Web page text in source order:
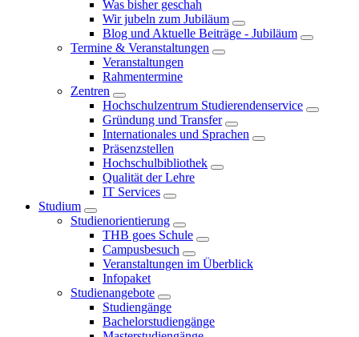
Was bisher geschah
Wir jubeln zum Jubiläum
Blog und Aktuelle Beiträge - Jubiläum
Termine & Veranstaltungen
Veranstaltungen
Rahmentermine
Zentren
Hochschulzentrum Studierendenservice
Gründung und Transfer
Internationales und Sprachen
Präsenzstellen
Hochschulbibliothek
Qualität der Lehre
IT Services
Studium
Studienorientierung
THB goes Schule
Campusbesuch
Veranstaltungen im Überblick
Infopaket
Studienangebote
Studiengänge
Bachelorstudiengänge